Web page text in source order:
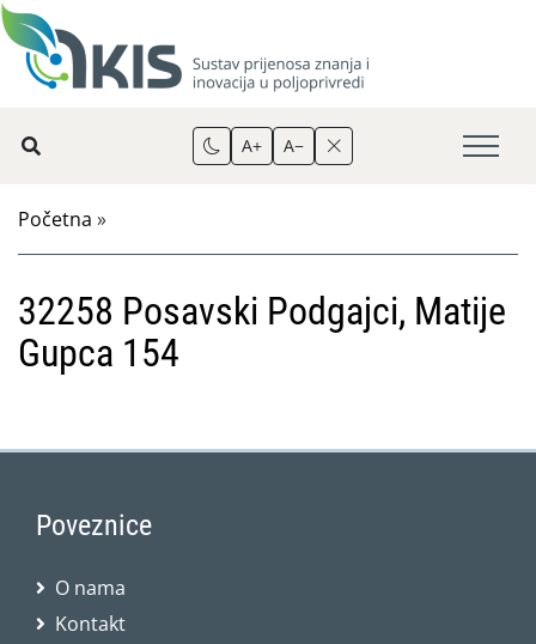
A+ A−
Početna »
32258 Posavski Podgajci, Matije
Gupca 154
Poveznice
O nama
Kontakt